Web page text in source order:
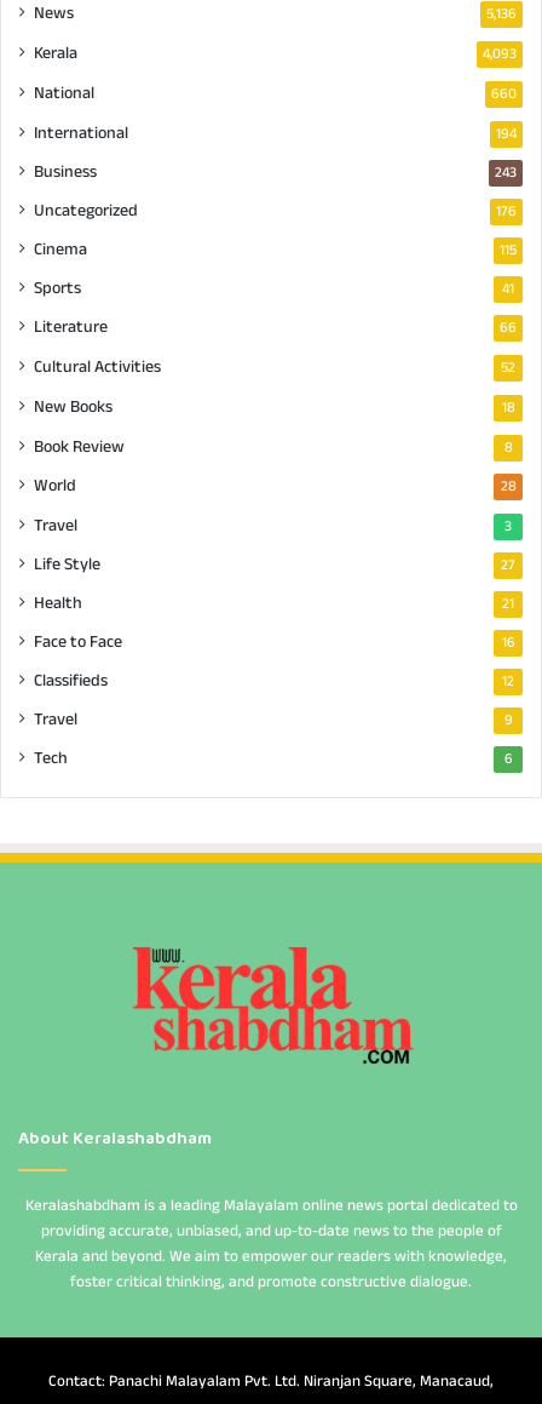
News 5,136
Kerala 4,093
National 660
International 194
Business 243
Uncategorized 176
Cinema 115
Sports 41
Literature 66
Cultural Activities 52
New Books 18
Book Review 8
World 28
Travel 3
Life Style 27
Health 21
Face to Face 16
Classifieds 12
Travel 9
Tech 6
About Keralashabdham
Keralashabdham is a leading Malayalam online news portal dedicated to
providing accurate, unbiased, and up-to-date news to the people of
Kerala and beyond. We aim to empower our readers with knowledge,
foster critical thinking, and promote constructive dialogue.
Contact: Panachi Malayalam Pvt. Ltd. Niranjan Square, Manacaud,